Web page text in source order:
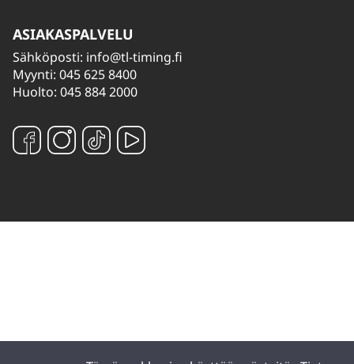
ASIAKASPALVELU
Sähköposti: info@tl-timing.fi
Myynti: 045 625 8400
Huolto: 045 884 2000